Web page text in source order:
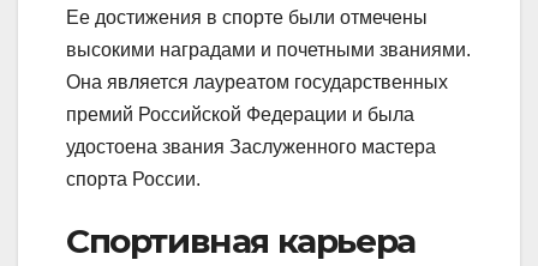
Ее достижения в спорте были отмечены
высокими наградами и почетными званиями.
Она является лауреатом государственных
премий Российской Федерации и была
удостоена звания Заслуженного мастера
спорта России.
Спортивная карьера